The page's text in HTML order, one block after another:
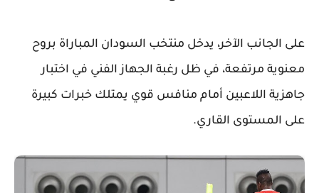
على الجانب الآخر، يدخل منتخب السودان المباراة بروح
معنوية مرتفعة، في ظل رغبة الجهاز الفني في اختبار
جاهزية اللاعبين أمام منافس قوي يمتلك خبرات كبيرة
على المستوى القاري.